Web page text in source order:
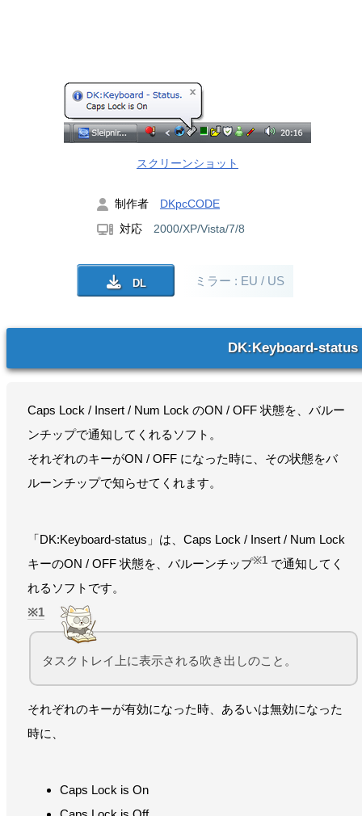
スクリーンショット
制作者 DKpcCODE
対応 2000/XP/Vista/7/8
ミラー : EU / US
DK:Keyboard-status
Caps Lock / Insert / Num Lock のON / OFF 状態を、バルー
ンチップで通知してくれるソフト。
それぞれのキーがON / OFF になった時に、その状態をバ
ルーンチップで知らせてくれます。
「DK:Keyboard-status」は、Caps Lock / Insert / Num Lock
キーのON / OFF 状態を、バルーンチップ※1 で通知してく
れるソフトです。
1
タスクトレイ上に表示される吹き出しのこと。
それぞれのキーが有効になった時、あるいは無効になった
時に、
Caps Lock is On